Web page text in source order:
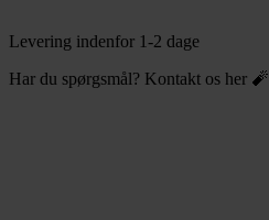
Levering indenfor 1-2 dage
Har du spørgsmål? Kontakt os her 🧨